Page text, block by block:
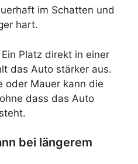
im Schatten und
hart.
Platz direkt in einer
das Auto stärker aus.
oder Mauer kann die
dass das Auto
bei längerem